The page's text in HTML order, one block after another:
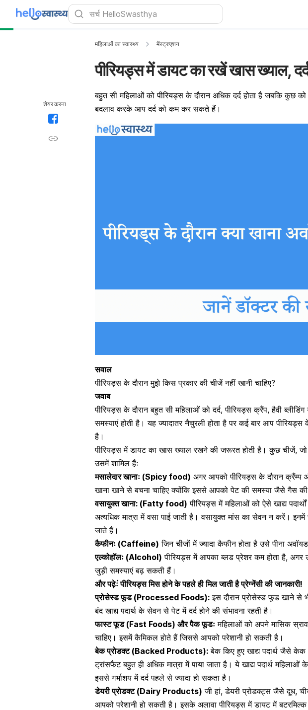
शेयर करना
महिलाओं का स्वास्थ्य मेंस्ट्रुएशन
पीरियड्स में डायट का रखें खास ख्याल,
बहुत सी महिलाओं को पीरियड्स के दौरान अधिक दर्द होता है जबकि कुछ
बदलाव करके आप दर्द को कम कर सकते हैं।
सवाल
पीरियड्स के दौरान मुझे किस प्रकार की चीजें नहीं खानी चाहिए?
जवाब
पीरियड्स के दौरान बहुत सी महिलाओं को दर्द,पीरियड्स क्रैंप,हैवी ब्लीडिंग
समस्याएं होती है। यह ज्यादातर नैचुरली होता है पर कई बार आप पीरियड्स
है।
पीरियड्स में डायट का खास ख्याल रखने की जरूरत होती है। कुछ चीजें, जो
उसमें शामिल हैंः
मसालेदार खानाः (Spicy food) अगर आपको पीरियड्स के दौरान क्रैंम्प
खाना खानेसे बचना चाहिए क्योंकि इससे आपकोपेट की समस्या जैसे गैस की
वसायुक्त खाना: (Fatty food) पीरियड्स में महिलाओं को ऐसे खाद्य
अत्यधिक मात्रा में वसा पाई जाती है। वसायुक्त मांस का सेवन न करें।
जाते हैं।
कैफीनः (Caffeine) जिन चीजों में ज्यादाकैफीनहोता है उसे पीना
एल्कोहॉलः (Alcohol) पीरियड्स में आपका ब्लड प्रेशर कम होता है, अगर
जुड़ी समस्याएं बढ़ सकती हैं।
और पढ़ेःंपीरियड्स मिस होने के पहले ही मिल जाती है प्रेग्नेंसी की जानकारी!
प्रोसेस्ड फूड (Processed Foods): इस दौरान प्रोसेस्ड फूड खाने से
बंद खाद्य पदार्थ के सेवन से पेट में दर्द होने की संभावना रहती है।
फास्ट फूड (Fast Foods) और पैक फूडः महिलाओं को अपने मासिक
चाहिए। इसमें कैमिकल होते हैं जिससे आपको परेशानी हो सकती है।
बेक प्रोडक्ट (Backed Products): बेक किए हुए खाद्य पदार्थ जैसे
ट्रांसफैट बहुत ही अधिक मात्रा में पाया जाता है। ये खाद्य पदार्थ
इससे गर्भाशय में दर्द पहले से ज्यादा हो सकता है।
डेयरी प्रोडक्ट (Dairy Products) जी हां, डेयरी प्रोडक्ट्स जैसे दूध,
आपको परेशानी हो सकती है। इसके अलावा पीरियड्स में डायट मेंबटरमिल्क